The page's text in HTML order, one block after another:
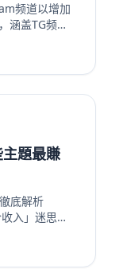
频道以增加
涵盖TG频道
动留存策略，
建议和专
务提升频道
題最賺
底解析
入」迷思。
題，如金融
廣告的多元
。無論是新手